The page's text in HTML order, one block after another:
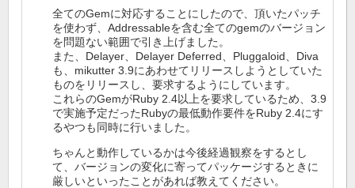
全てのGemに対応することにしたので、頂いたパッチ
を使わず、Addressableを含む全てのgemのバージョン
を問題ない範囲で引き上げました。
また、Delayer、Delayer Deferred、Pluggaloid、Diva
も、mikutter 3.9にあわせてリリースしようとしていた
ものをリリースし、要求するようにしています。
これらのGemがRuby 2.4以上を要求しているため、3.9
で実施予定だったRubyの最低動作要件をRuby 2.4にす
るやつも同時に行いました。
ちゃんと動作しているかは今後経過観察をするとし
て、バージョンの変化に寄ってパッケージするときに
厳しいといったことがあれば教えてください。